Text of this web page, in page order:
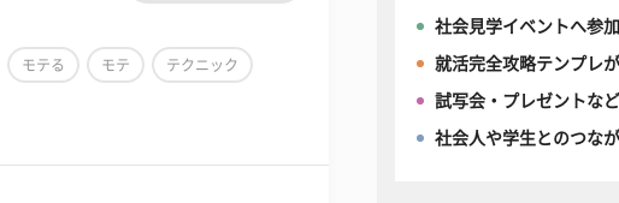
モテる モテ テクニック
社会見学イベントへ参
就活完全攻略テンプレ
試写会・プレゼントな
社会人や学生とのつな